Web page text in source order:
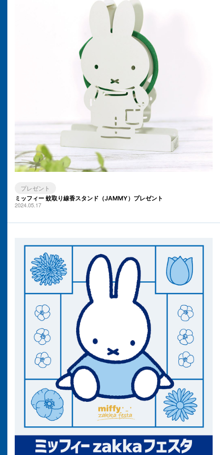
プレゼント
ミッフィー 蚊取り線香スタンド（JAMMY）プレゼント
2024.05.17